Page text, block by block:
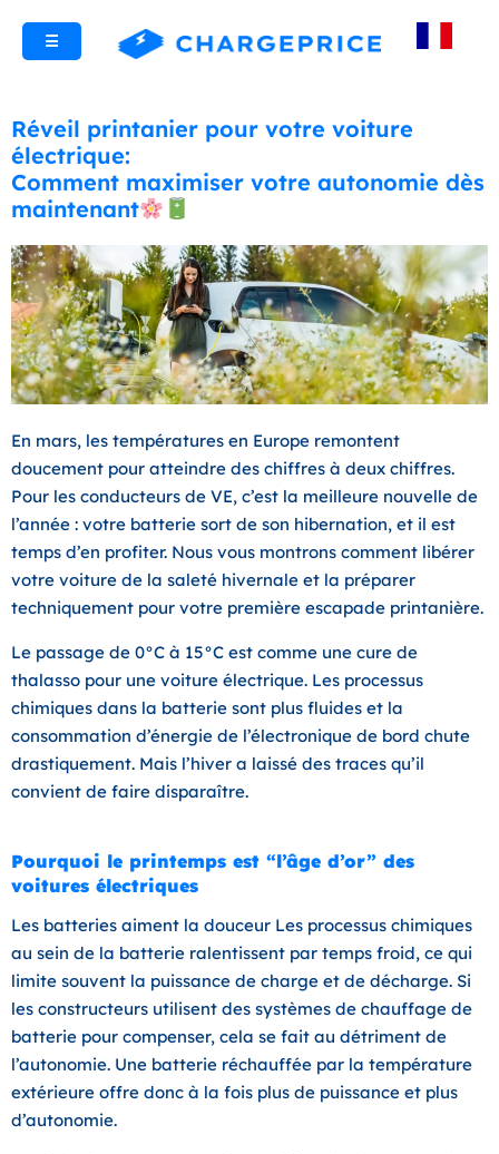
☰
Réveil printanier pour votre voiture
électrique:
Comment maximiser votre autonomie dès
maintenant
En mars, les températures en Europe remontent
doucement pour atteindre des chiffres à deux chiffres.
Pour les conducteurs de VE, c’est la meilleure nouvelle de
l’année : votre batterie sort de son hibernation, et il est
temps d’en profiter. Nous vous montrons comment libérer
votre voiture de la saleté hivernale et la préparer
techniquement pour votre première escapade printanière.
Le passage de 0°C à 15°C est comme une cure de
thalasso pour une voiture électrique. Les processus
chimiques dans la batterie sont plus fluides et la
consommation d’énergie de l’électronique de bord chute
drastiquement. Mais l’hiver a laissé des traces qu’il
convient de faire disparaître.
Pourquoi le printemps est “l’âge d’or” des
voitures électriques
Les batteries aiment la douceur Les processus chimiques
au sein de la batterie ralentissent par temps froid, ce qui
limite souvent la puissance de charge et de décharge. Si
les constructeurs utilisent des systèmes de chauffage de
batterie pour compenser, cela se fait au détriment de
l’autonomie. Une batterie réchauffée par la température
extérieure offre donc à la fois plus de puissance et plus
d’autonomie.